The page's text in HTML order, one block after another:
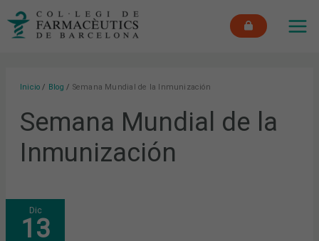
Inicio Blog Semana Mundial de la Inmunización
Semana Mundial de la
Inmunización
Dic
13
NOVIEMBRE:
LA
CAMPAÑA
“ATENCIÓ